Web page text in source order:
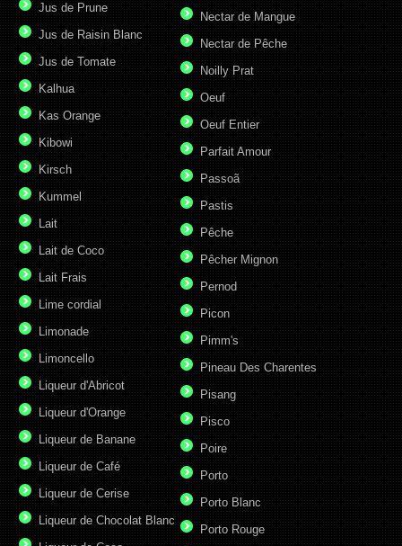
Jus de Prune
Jus de Raisin Blanc
Jus de Tomate
Kalhua
Kas Orange
Kibowi
Kirsch
Kummel
Lait
Lait de Coco
Lait Frais
Lime cordial
Limonade
Limoncello
Liqueur d'Abricot
Liqueur d'Orange
Liqueur de Banane
Liqueur de Café
Liqueur de Cerise
Liqueur de Chocolat Blanc
Nectar de Mangue
Nectar de Pêche
Noilly Prat
Oeuf
Oeuf Entier
Parfait Amour
Passoã
Pastis
Pêche
Pêcher Mignon
Pernod
Picon
Pimm's
Pineau Des Charentes
Pisang
Pisco
Poire
Porto
Porto Blanc
Porto Rouge